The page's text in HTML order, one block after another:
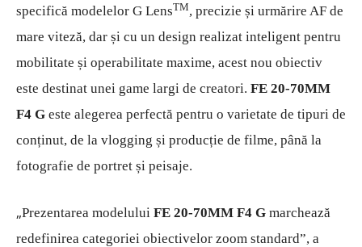
specifică modelelor G LensTM, precizie și urmărire AF de
mare viteză, dar și cu un design realizat inteligent pentru
mobilitate și operabilitate maxime, acest nou obiectiv
este destinat unei game largi de creatori. FE 20-70MM
F4 G este alegerea perfectă pentru o varietate de tipuri de
conținut, de la vlogging și producție de filme, până la
fotografie de portret și peisaje.
„Prezentarea modelului FE 20-70MM F4 G marchează
redefinirea categoriei obiectivelor zoom standard”, a